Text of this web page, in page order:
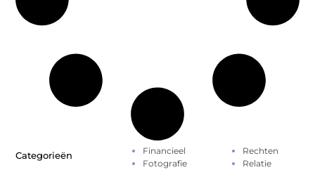
Categorieën
Financieel
Fotografie
Rechten
Relatie